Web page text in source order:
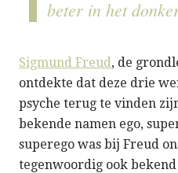
beter in het
Sigmund Freud, de
ontdekte dat deze drie
psyche terug te vinden
bekende namen ego,
superego was bij Freud
tegenwoordig ook